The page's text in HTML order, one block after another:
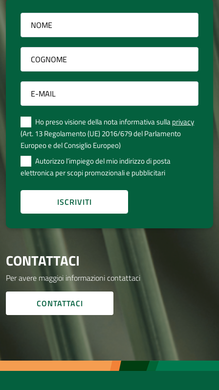
Ho preso visione della nota informativa sullaprivacy
(Art. 13 Regolamento (UE) 2016/679 del Parlamento
Europeo e del Consiglio Europeo)
Autorizzo l’impiego del mio indirizzo di posta
elettronica per scopi promozionali e pubblicitari
CONTATTACI
Per avere maggioi informazioni contattaci
CONTATTACI